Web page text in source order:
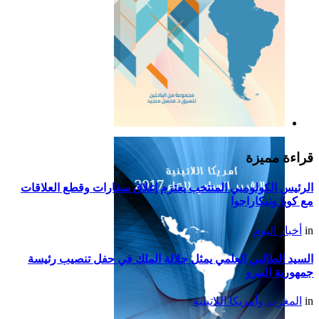
التقرير السياسي لأمريكا
اللاتينية للعام 2019
قراءة مميزة
الرئيس الكولومبي المنتخب يعتزم إغلاق سفارات وقطع العلاقات
مع كوبا ونيكاراجوا
in أخبار اليوم
السيد الطالبي العلمي يمثل جلالة الملك في حفل تنصيب رئيسة
جمهورية البيرو
in المغرب وأمريكا اللاتينية